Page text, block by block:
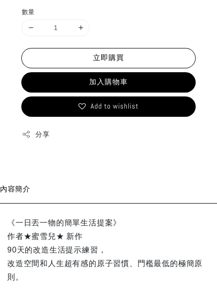
數量
立即購買
加入購物車
Add to wishlist
分享
內容簡介
《一日丟一物的簡單生活提案》
作者★蜜雪兒★ 新作
90天的改造生活提示練習，
改造空間和人生超有感的原子習慣、門檻最低的極簡原
則。